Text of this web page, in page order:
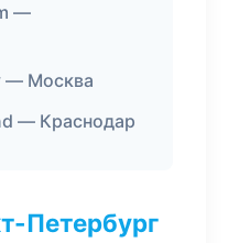
—
— Москва
— Краснодар
Петербург